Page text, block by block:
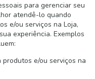
para gerenciar seu
atendê-lo quando
e/ou serviços na Loja,
experiência. Exemplos
e/ou serviços na